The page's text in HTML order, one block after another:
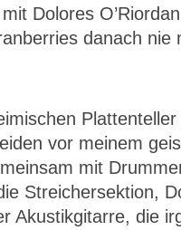
Dolores
danach nie
vor meinem
mit
Streichersektion,
Akustikgitarre, die